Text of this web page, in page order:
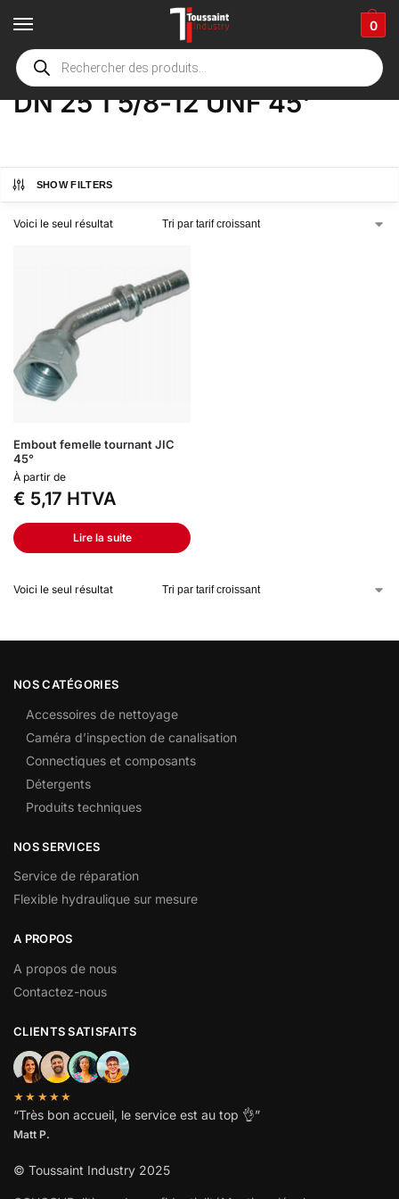
0
Accueil boutique / Product Options
DN 25 1 5/8-12 UNF 45'
SHOW FILTERS
Voici le seul résultat
Embout femelle tournant JIC
45°
À partir de
€ 5,17 HTVA
Lire la suite
Voici le seul résultat
NOS CATÉGORIES
Accessoires de nettoyage
Caméra d’inspection de canalisation
Connectiques et composants
Détergents
Produits techniques
NOS SERVICES
Service de réparation
Flexible hydraulique sur mesure
A PROPOS
A propos de nous
Contactez-nous
CLIENTS SATISFAITS
★★★★★
“Très bon accueil, le service est au top 👌”
Matt P.
© Toussaint Industry 2025